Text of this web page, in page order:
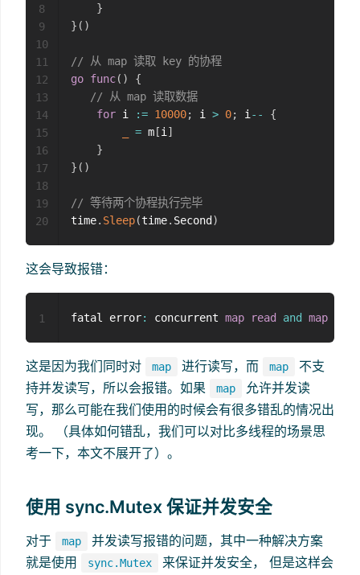
}
} ( )
// 从 map 读取 key 的协程
go func( )
{
// 从 map 读取数据
for i := 10000; i > 0; i--
{
= m [i]
}
} ( )
// 等待两个协程执行完毕
time. Sleep(time. Second )
8
9
10
11
12
13
14
15
16
17
18
19
20
这会导致报错：
fatal error: concurrent map read and map
1
这是因为我们同时对 map 进行读写，而 map
不支
持并发读写，所以会报错。如果
map
允许并发读
写，那么可能在我们使用的时候会有很多错乱的情况出
现。 （具体如何错乱，我们可以对比多线程的场景思
考一下，本文不展开了）。
使用 sync.Mutex 保证并发安全
对于 map
并发读写报错的问题，其中一种解决方案
就是使用
sync.Mutex
来保证并发安全， 但是这样会